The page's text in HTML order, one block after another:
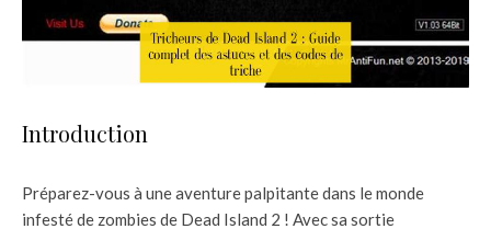
Introduction
Préparez-vous à une aventure palpitante dans le monde
infesté de zombies de Dead Island 2 ! Avec sa sortie